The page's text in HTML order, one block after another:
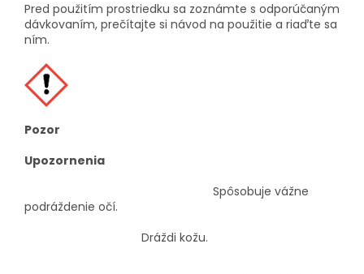
Pred použitím prostriedku sa zoznámte s odporúčaným
dávkovaním, prečítajte si návod na použitie a riaďte sa
ním.
Pozor
Upozornenia
Spôsobuje vážne
podráždenie očí.
Dráždi kožu.